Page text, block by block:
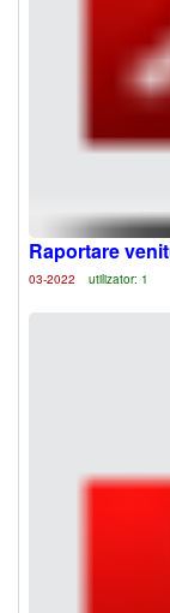
Raportare
03-2022
utilizator: 1